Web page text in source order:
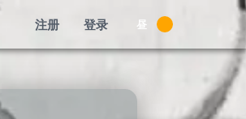
注册 登录 昼